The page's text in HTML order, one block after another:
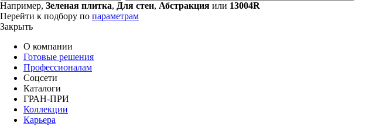
Например, Зеленая плитка, Для стен, Абстракция или 13004R
Перейти к подбору по параметрам
Закрыть
О компании
Готовые решения
Профессионалам
Соцсети
Каталоги
ГРАН-ПРИ
Коллекции
Карьера